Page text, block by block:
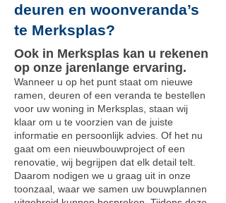
deuren en woonveranda’s
te Merksplas?
Ook in Merksplas kan u rekenen
op onze jarenlange ervaring.
Wanneer u op het punt staat om nieuwe
ramen, deuren of een veranda te bestellen
voor uw woning in Merksplas, staan wij
klaar om u te voorzien van de juiste
informatie en persoonlijk advies. Of het nu
gaat om een nieuwbouwproject of een
renovatie, wij begrijpen dat elk detail telt.
Daarom nodigen we u graag uit in onze
toonzaal, waar we samen uw bouwplannen